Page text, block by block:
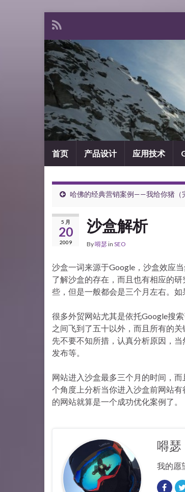
首页 产品设计 应用技术
哈佛的经典营销案例——我给你猪（
5 月
20
2009
沙盒解析
By嘚瑟 in SEO
沙盒一词来源于Google，沙盒效应
了解沙盒的存在，而且也有相应的
些，但是一般都会是三个月左右。
很多外贸网站尤其是依托Google搜
之间飞到了五十以外，而且所有的
先不要不知所措，认真分析原因，
发布等。
网站进入沙盒最多三个月的时间，
个角度上分析当你进入沙盒前网站
的网站就算是一个成功优化案例了。
嘚瑟
我的愿